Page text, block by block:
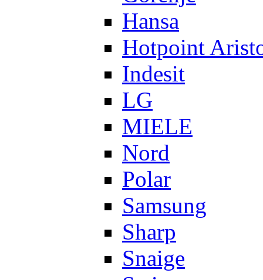
Hansa
Hotpoint
Indesit
LG
MIELE
Nord
Polar
Samsung
Sharp
Snaige